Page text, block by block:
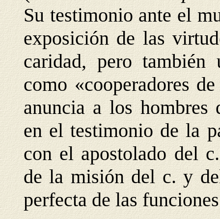
Su testimonio ante el
exposición de las
caridad, pero
como «cooperadores
anuncia a los hombres
en el testimonio de la
con el apostolado del
de la misión del c. y
perfecta de las